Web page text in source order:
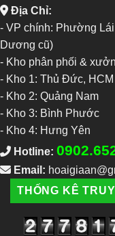
Địa Chỉ:
- VP chính: Phường
Dương cũ)
- Kho phân phối &
- Kho 1: Thủ Đức, HCM
- Kho 2: Quảng Nam
- Kho 3: Bình Phước
- Kho 4: Hưng Yên
Hotline:
Email:
THỐNG KÊ